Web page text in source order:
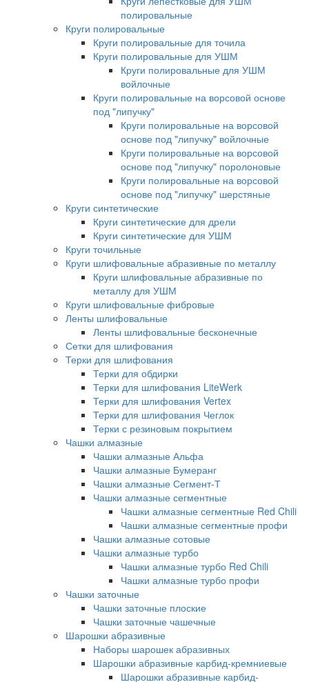
полировальные
Круги полировальные
Круги полировальные для точила
Круги полировальные для УШМ
Круги полировальные для УШМ
войлочные
Круги полировальные на ворсовой основе
под "липучку"
Круги полировальные на ворсовой
основе под "липучку" войлочные
Круги полировальные на ворсовой
основе под "липучку" поролоновые
Круги полировальные на ворсовой
основе под "липучку" шерстяные
Круги синтетические
Круги синтетические для дрели
Круги синтетические для УШМ
Круги точильные
Круги шлифовальные абразивные по металлу
Круги шлифовальные абразивные по
металлу для УШМ
Круги шлифовальные фибровые
Ленты шлифовальные
Ленты шлифовальные бесконечные
Сетки для шлифования
Терки для шлифования
Терки для обдирки
Терки для шлифования LiteWerk
Терки для шлифования Vertex
Терки для шлифования Чеглок
Терки с резиновым покрытием
Чашки алмазные
Чашки алмазные Альфа
Чашки алмазные Бумеранг
Чашки алмазные Сегмент-Т
Чашки алмазные сегментные
Чашки алмазные сегментные Red Chili
Чашки алмазные сегментные профи
Чашки алмазные сотовые
Чашки алмазные турбо
Чашки алмазные турбо Red Chili
Чашки алмазные турбо профи
Чашки заточные
Чашки заточные плоские
Чашки заточные чашечные
Шарошки абразивные
Наборы шарошек абразивных
Шарошки абразивные карбид-кремниевые
Шарошки абразивные карбид-